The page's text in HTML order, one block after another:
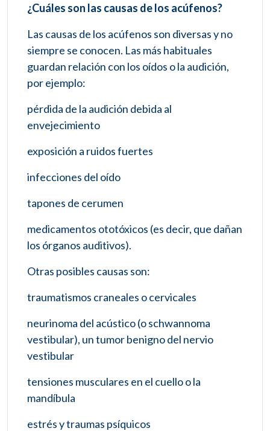
¿Cuáles son las causas de los acúfenos?
Las causas de los acúfenos son diversas y no
siempre se conocen. Las más habituales
guardan relación con los oídos o la audición,
por ejemplo:
pérdida de la audición debida al
envejecimiento
exposición a ruidos fuertes
infecciones del oído
tapones de cerumen
medicamentos ototóxicos (es decir, que dañan
los órganos auditivos).
Otras posibles causas son:
traumatismos craneales o cervicales
neurinoma del acústico (o schwannoma
vestibular), un tumor benigno del nervio
vestibular
tensiones musculares en el cuello o la
mandíbula
estrés y traumas psíquicos